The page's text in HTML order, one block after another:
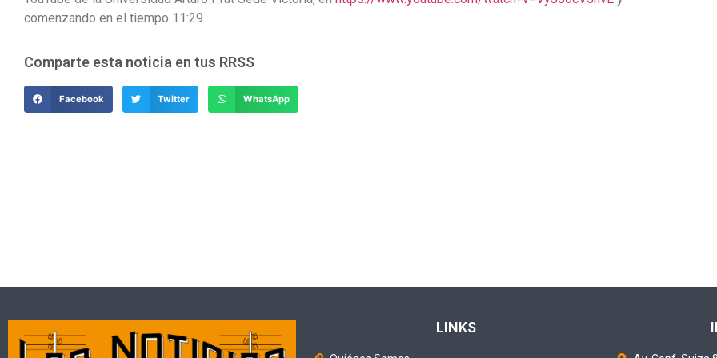
comenzando en el tiempo 11:29.
Comparte esta noticia en tus RRSS
Facebook Twitter WhatsApp
LINKS